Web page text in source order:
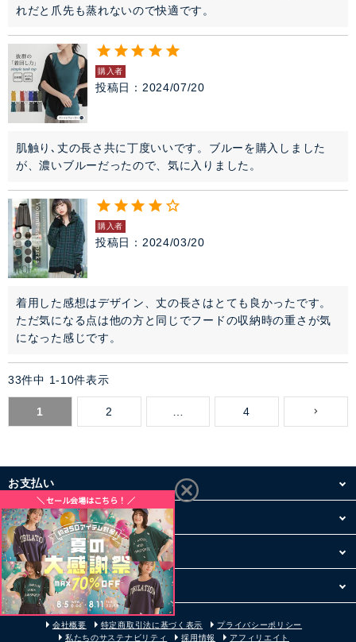
れだと爪先も蒸れないので快適です。
購入者
投稿日 2024/07/20
肌触り､丈の長さ共に丁度いいです。ブルーを購入しました
購入者
投稿日 2024/03/20
着用した感想はデザイン、丈の長さはとても良かったです。
ただ気になる点は他の方と同じでフードの収納時の重さが気
になった感じです。
33件中 1-10件表示
1 2 4
お支払い
配送・送料
お買い物について
その他
会社概要 特定商取引法に基づく表示
プライバシーポリシー
私たちのサステナビリティ
採用情報 アフィリエイト